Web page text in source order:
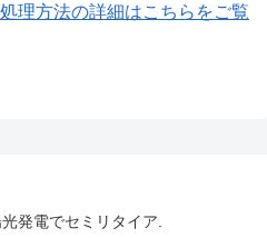
理方法の詳細はこちらをご覧
発電でセミリタイア.